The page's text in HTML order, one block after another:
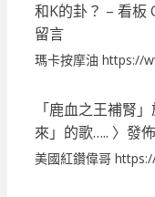
和K的卦？ – 看板
留言
瑪卡按摩油 https://
「鹿血之王補腎
來」的歌….. 〉發
美國紅鑽偉哥